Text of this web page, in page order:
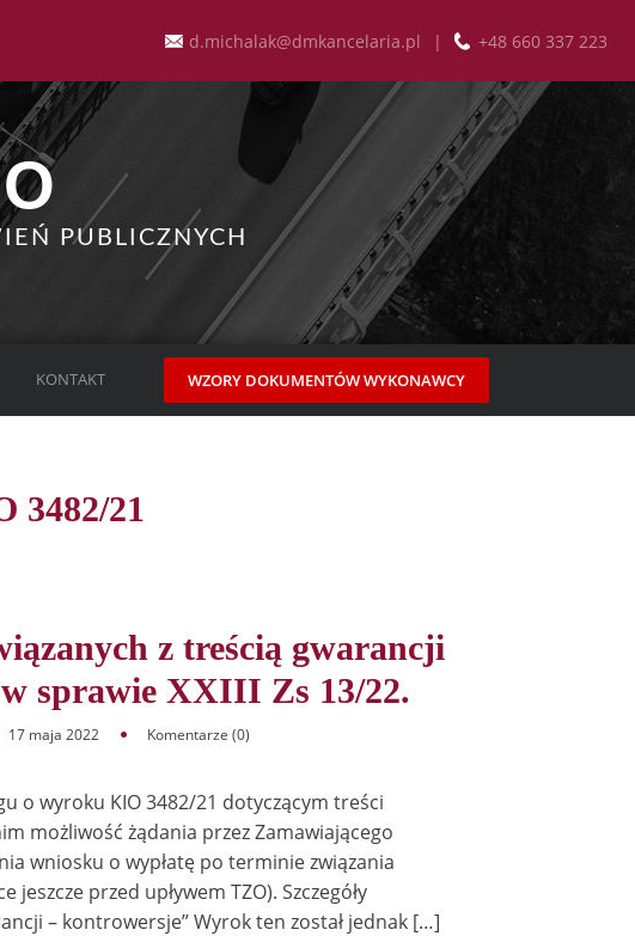
d.michalak@dmkancelaria.pl | +48 660 337 223
PUBLICZNYCH
KONTAKT WZORY DOKUMENTÓW WYKONAWCY
3482/21
z treścią gwarancji
sprawie XXIII Zs 13/22.
17 maja 2022 Komentarze (0)
o wyroku KIO 3482/21 dotyczącym treści
możliwość żądania przez Zamawiającego
wniosku o wypłatę po terminie związania
przed upływem TZO). Szczegóły
– kontrowersje” Wyrok ten został jednak […]